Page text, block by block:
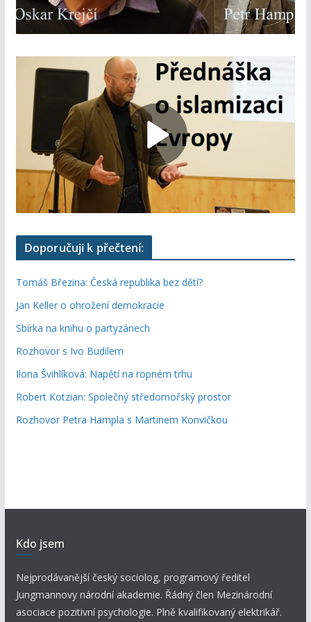
Doporučuji k přečtení:
Tomáš Březina: Česká republika bez dětí?
Jan Keller o ohrožení demokracie
Sbírka na knihu o partyzánech
Rozhovor s Ivo Budilem
Ilona Švihlíková: Napětí na ropném trhu
Robert Kotzian: Společný středomořský prostor
Rozhovor Petra Hampla s Martinem Konvičkou
Kdo jsem
Nejprodávanější český sociolog, programový ředitel
Jungmannovy národní akademie. Řádný člen Mezinárodní
asociace pozitivní psychologie. Plně kvalifikovaný elektrikář.